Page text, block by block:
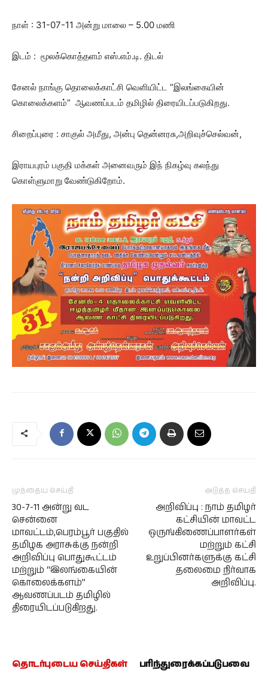
நாள் : 31-07-11 அன்று மாலை – 5.00 மணி
இடம் : மூலக்கொத்தளம் எஸ்.எம்.டி. திடல்
சேனல் நாங்கு தொலைக்காட்சி வெளியிட்ட “இலங்கையின்
கொலைக்களம்” ஆவணப்படம் தமிழில் திரையிடப்படுகிறது.
சிறைப்புரை : சாகுல் அமீது, அன்பு தென்னரசு,அறிவுச்செல்வன்,
இராயபுரம் பகுதி மக்கள் அனைவரும் இந் நிகழ்வு கலந்து
கொள்ளுமாறு வேண்டுகிறோம்.
முந்தைய செய்தி
30-7-11 அன்று வட
சென்னை
மாவட்டம்,பெரம்பூர் பகுதில்
தமிழக அராசுக்கு நன்றி
அறிவிப்பு பொதுகூட்டம்
மற்றும் “இலங்கையின்
கொலைக்களம்”
ஆவணப்படம் தமிழில்
திரையிடப்படுகிறது.
அடுத்த செய்தி
அறிவிப்பு : நாம் தமிழர்
கட்சியின் மாவட்ட
ஒருங்கிணைப்பாளர்கள்
மற்றும் கட்சி
உறுப்பினர்களுக்கு கட்சி
தலைமை நிர்வாக
அறிவிப்பு.
தொடர்புடைய செய்திகள் பரிந்துரைக்கப்படுபவை